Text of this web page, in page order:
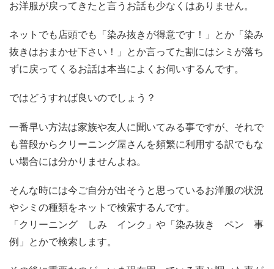
お洋服が戻ってきたと言うお話も少なくはありません。
ネットでも店頭でも「染み抜きが得意です！」とか「染み
抜きはおまかせ下さい！」とか言ってた割にはシミが落ち
ずに戻ってくるお話は本当によくお伺いするんです。
ではどうすれば良いのでしょう？
一番早い方法は家族や友人に聞いてみる事ですが、それで
も普段からクリーニング屋さんを頻繁に利用する訳でもな
い場合には分かりませんよね。
そんな時には今ご自分が出そうと思っているお洋服の状況
やシミの種類をネットで検索するんです。
「クリーニング しみ インク」や「染み抜き ペン 事
例」とかで検索します。